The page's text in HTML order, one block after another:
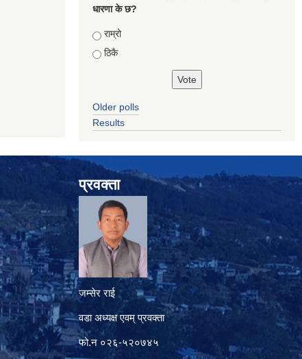
धारणा के छ?
Choices
राम्रो
ठिकै
Older polls
Results
प्रवक्ता
जम्सेर राई
वडा अध्यक्ष एवम् प्रवक्ता
फो.न ०२६-५२०७४५